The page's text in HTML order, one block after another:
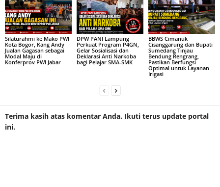
Silaturahmi ke Mako PWI
Kota Bogor, Kang Andy
Jualan Gagasan sebagai
Modal Maju di
Konferprov PWI Jabar
DPW PANI Lampung
Perkuat Program P4GN,
Gelar Sosialisasi dan
Deklarasi Anti Narkoba
bagi Pelajar SMA-SMK
BBWS Cimanuk
Cisanggarung dan Bupati
Sumedang Tinjau
Bendung Rengrang,
Pastikan Berfungsi
Optimal untuk Layanan
Irigasi
Terima kasih atas komentar Anda. Ikuti terus update portal
ini.